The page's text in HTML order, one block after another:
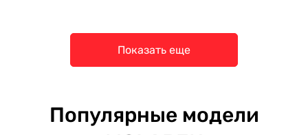
Показать еще
Популярные модели